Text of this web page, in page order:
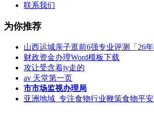
联系我们
为你推荐
山西运城亲子逛前6强专业评测「26
财政资金办理Word模板下载
攻让受含着jy走的
av 天堂第一页
市市场监视办理局
亚洲地域_专注食物行业鞭策食物平